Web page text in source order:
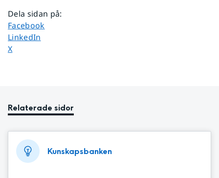
Dela sidan på:
Dela sidan på
Facebook
Dela sidan på
LinkedIn
Dela sidan på
X
Relaterade sidor
Kunskapsbanken